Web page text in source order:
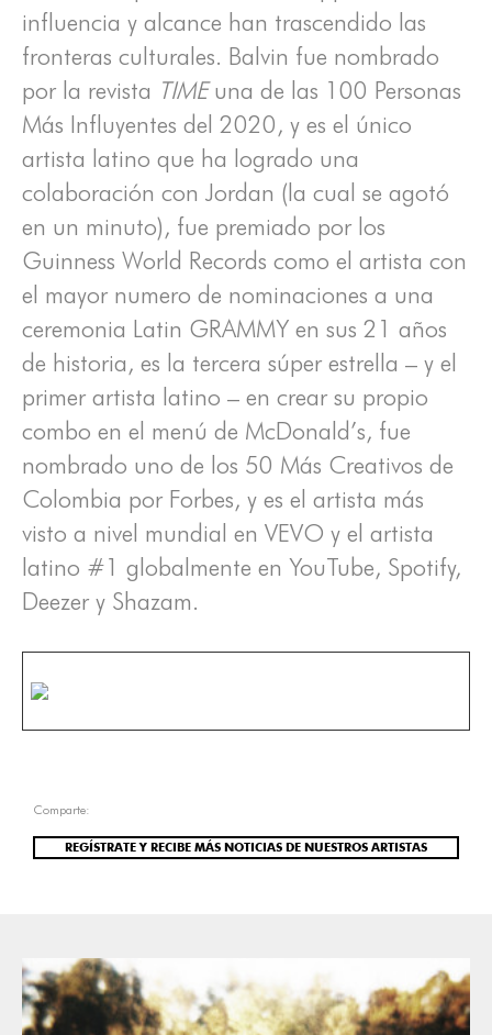
influencia y alcance han trascendido las
fronteras culturales. Balvin fue nombrado
por la revista TIMEuna de las 100 Personas
Más Influyentes del 2020, y es el único
artista latino que ha logrado una
colaboración con Jordan (la cual se agotó
en un minuto), fue premiado por los
Guinness World Records como el artista con
el mayor numero de nominaciones a una
ceremonia Latin GRAMMY en sus 21 años
de historia, es la tercera súper estrella – y el
primer artista latino – en crear su propio
combo en el menú de McDonald’s, fue
nombrado uno de los 50 Más Creativos de
Colombia por Forbes, y es el artista más
visto a nivel mundial en VEVO y el artista
latino #1 globalmente en YouTube, Spotify,
Deezer y Shazam.
Comparte:
REGÍSTRATE Y RECIBE MÁS NOTICIAS DE NUESTROS ARTISTAS